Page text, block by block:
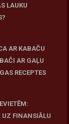
LAUKU
AR KABAČU
AR GAĻU
RECEPTES
UZ FINANSIĀLU